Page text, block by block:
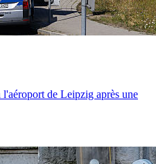
de Leipzig après une